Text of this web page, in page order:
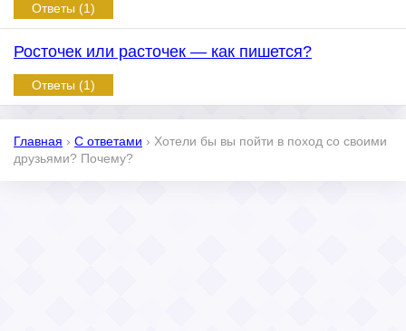
Ответы (1)
Росточек или расточек — как пишется?
Ответы (1)
Главная › С ответами › Хотели бы вы пойти в поход со своими
друзьями? Почему?